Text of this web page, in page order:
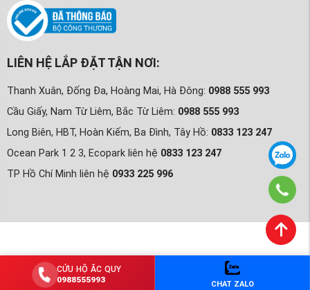
LIÊN HỆ LẮP ĐẶT TẬN NƠI:
Thanh Xuân, Đống Đa, Hoàng Mai, Hà Đông: 0988 555 993
Cầu Giấy, Nam Từ Liêm, Bắc Từ Liêm: 0988 555 993
Long Biên, HBT, Hoàn Kiếm, Ba Đình, Tây Hồ: 0833 123 247
Ocean Park 1 2 3, Ecopark liên hệ 0833 123 247
TP Hồ Chí Minh liên hệ 0933 225 996
CỨU HỘ ẮC QUY
0988555993
CHAT ZALO